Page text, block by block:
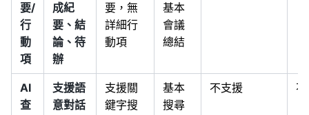
要/
行
動
項
成紀
要、結
論、待
辦
要，無
詳細行
動項
基本
會議
總結
AI
查
支援語
意對話
支援關
鍵字搜
基本
搜尋
不支援